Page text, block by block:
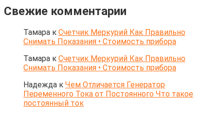
Свежие комментарии
Тамара к Счетчик Меркурий Как Правильно
Снимать Показания • Стоимость прибора
Тамара к Счетчик Меркурий Как Правильно
Снимать Показания • Стоимость прибора
Надежда к Чем Отличается Генератор
Переменного Тока от Постоянного Что такое
постоянный ток